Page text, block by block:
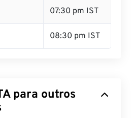
07:30 pm IST
08:30 pm IST
para outros